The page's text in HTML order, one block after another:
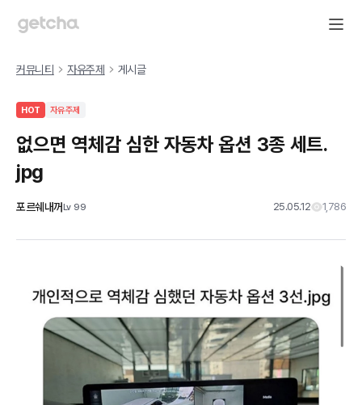
커뮤니티 자유주제 게시글
HOT 자유주제
없으면 역체감 심한 자동차 옵션 3종 세트.
jpg
포르쉐내꺼Lv 99 25.05.12 1,786